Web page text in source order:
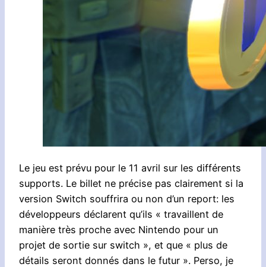
Le jeu est prévu pour le 11 avril sur les différents
supports. Le billet ne précise pas clairement si la
version Switch souffrira ou non d’un report: les
développeurs déclarent qu’ils « travaillent de
manière très proche avec Nintendo pour un
projet de sortie sur switch », et que « plus de
détails seront donnés dans le futur ». Perso, je